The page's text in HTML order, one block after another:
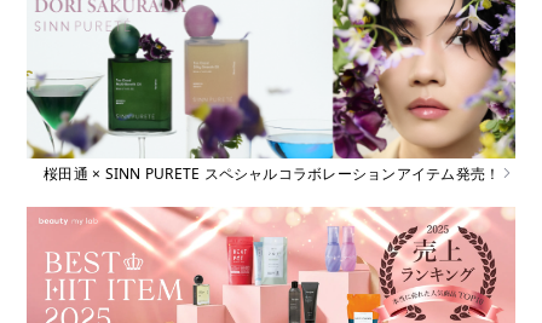
桜田通 × SINN PURETE スペシャルコラボレーションアイテム発売！